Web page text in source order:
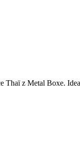
Thaï z Metal Boxe.